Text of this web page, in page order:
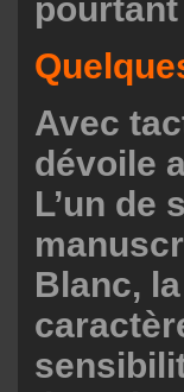
pourtant
Avec
dévoile
L’un de
Blanc,